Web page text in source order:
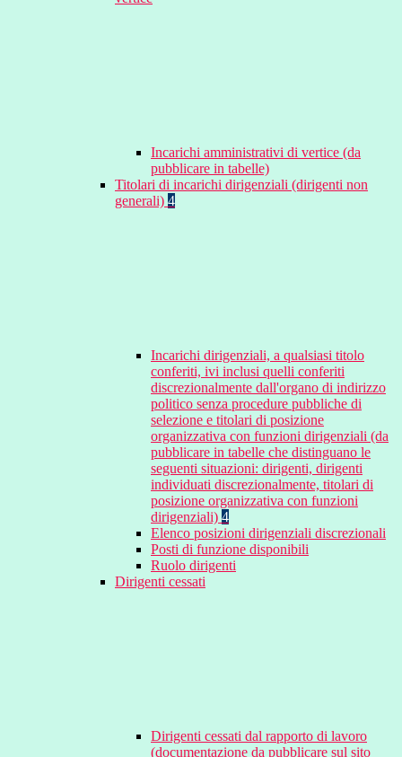
Incarichi amministrativi di vertice (da
pubblicare in tabelle)
Titolari di incarichi dirigenziali (dirigenti non
generali) 4
Incarichi dirigenziali, a qualsiasi titolo
conferiti, ivi inclusi quelli conferiti
discrezionalmente dall'organo di indirizzo
politico senza procedure pubbliche di
selezione e titolari di posizione
organizzativa con funzioni dirigenziali (da
pubblicare in tabelle che distinguano le
seguenti situazioni: dirigenti, dirigenti
individuati discrezionalmente, titolari di
posizione organizzativa con funzioni
dirigenziali) 4
Elenco posizioni dirigenziali discrezionali
Posti di funzione disponibili
Ruolo dirigenti
Dirigenti cessati
Dirigenti cessati dal rapporto di lavoro
(documentazione da pubblicare sul sito